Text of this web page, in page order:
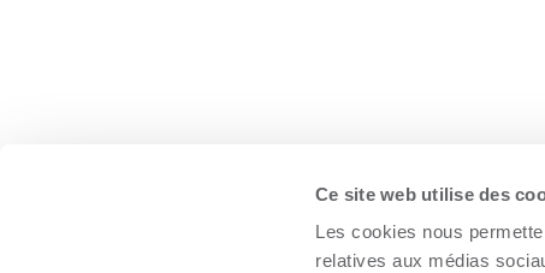
Ce site web utilise des
Les cookies nous
relatives aux médias
Trouver une organisation